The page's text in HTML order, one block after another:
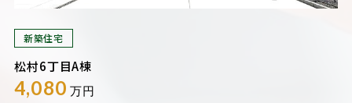
新築住宅
松村6丁目A棟
4,080 万円